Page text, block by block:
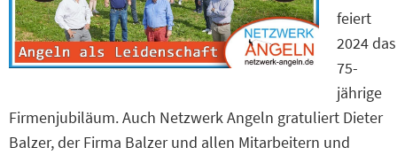
feiert
2024 das
75-
jährige
Firmenjubiläum. Auch Netzwerk Angeln gratuliert Dieter
Balzer, der Firma Balzer und allen Mitarbeitern und